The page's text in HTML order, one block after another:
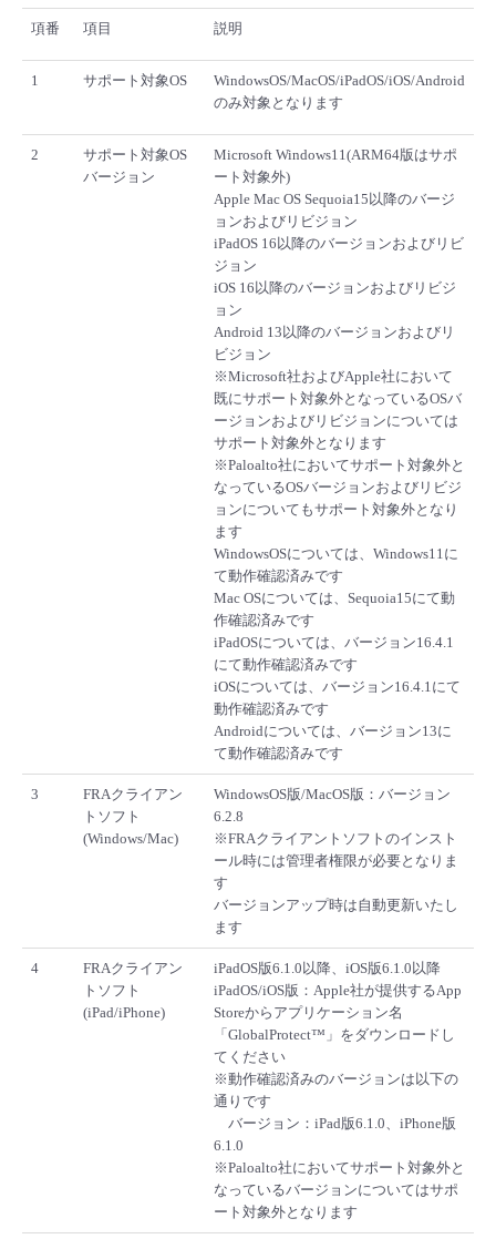
項番 項目 説明
1 サポート対象OS
WindowsOS/MacOS/iPadOS/iOS/Android
のみ対象となります
2
サポート対象OS
バージョン
Microsoft Windows11(ARM64版はサポ
ート対象外)
Apple Mac OS Sequoia15以降のバージ
ョンおよびリビジョン
iPadOS 16以降のバージョンおよびリビ
ジョン
iOS 16以降のバージョンおよびリビジ
ョン
Android 13以降のバージョンおよびリ
ビジョン
※Microsoft社およびApple社において
既にサポート対象外となっているOSバ
ージョンおよびリビジョンについては
サポート対象外となります
※Paloalto社においてサポート対象外と
なっているOSバージョンおよびリビジ
ョンについてもサポート対象外となり
ます
WindowsOSについては、Windows11に
て動作確認済みです
Mac OSについては、Sequoia15にて動
作確認済みです
iPadOSについては、バージョン16.4.1
にて動作確認済みです
iOSについては、バージョン16.4.1にて
動作確認済みです
Androidについては、バージョン13に
て動作確認済みです
3
FRAクライアン
トソフト
(Windows/Mac)
WindowsOS版/MacOS版：バージョン
6.2.8
※FRAクライアントソフトのインスト
ール時には管理者権限が必要となりま
す
バージョンアップ時は自動更新いたし
ます
4
FRAクライアン
トソフト
(iPad/iPhone)
iPadOS版6.1.0以降、iOS版6.1.0以降
iPadOS/iOS版：Apple社が提供するApp
Storeからアプリケーション名
「GlobalProtect™」をダウンロードし
てください
※動作確認済みのバージョンは以下の
通りです
バージョン：iPad版6.1.0、iPhone版
6.1.0
※Paloalto社においてサポート対象外と
なっているバージョンについてはサポ
ート対象外となります